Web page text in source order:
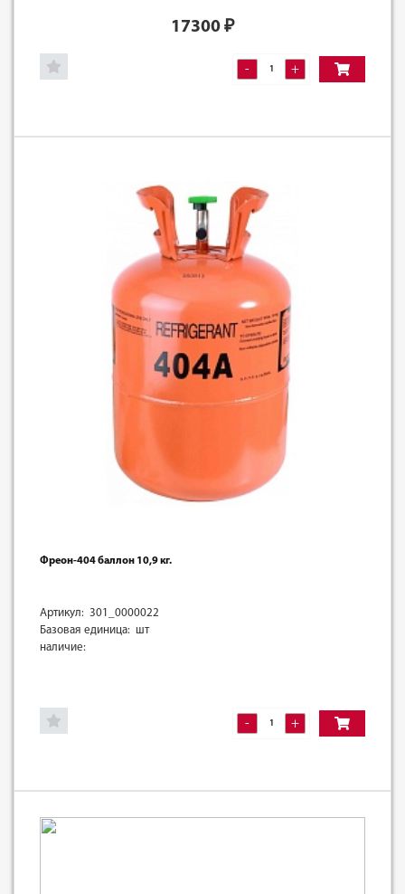
17300 ₽
- +
Фреон-404 баллон 10,9 кг.
Артикул: 301_0000022
Базовая единица: шт
наличие:
- +